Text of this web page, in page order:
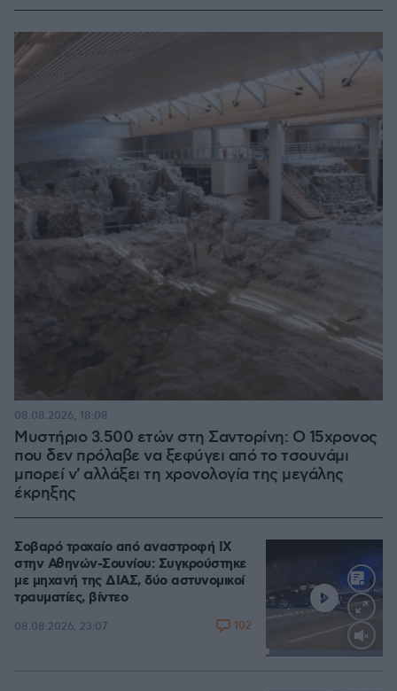
Μυστήριο 3.500 ετών στη Σαντορίνη: Ο 15χρονος
που δεν πρόλαβε να ξεφύγει από το τσουνάμι
μπορεί ν' αλλάξει τη χρονολογία της μεγάλης
έκρηξης
08.08.2026, 18:08
Σοβαρό τροχαίο από αναστροφή ΙΧ
στην Αθηνών-Σουνίου: Συγκρούστηκε
με μηχανή της ΔΙΑΣ, δύο αστυνομικοί
τραυματίες, βίντεο
08.08.2026, 23:07 102